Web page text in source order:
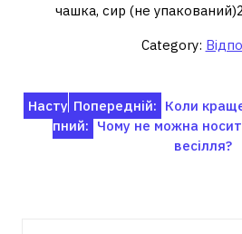
чашка, сир (не
Category:
Навігація
записів
Попередній: Коли
Насту
пний: Чому не можна
весілля?